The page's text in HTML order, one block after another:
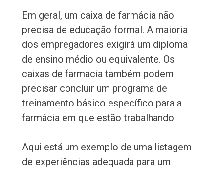
Em geral, um caixa de farmácia não
precisa de educação formal. A maioria
dos empregadores exigirá um diploma
de ensino médio ou equivalente. Os
caixas de farmácia também podem
precisar concluir um programa de
treinamento básico específico para a
farmácia em que estão trabalhando.
Aqui está um exemplo de uma listagem
de experiências adequada para um